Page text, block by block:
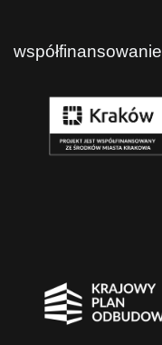
współfinansowanie